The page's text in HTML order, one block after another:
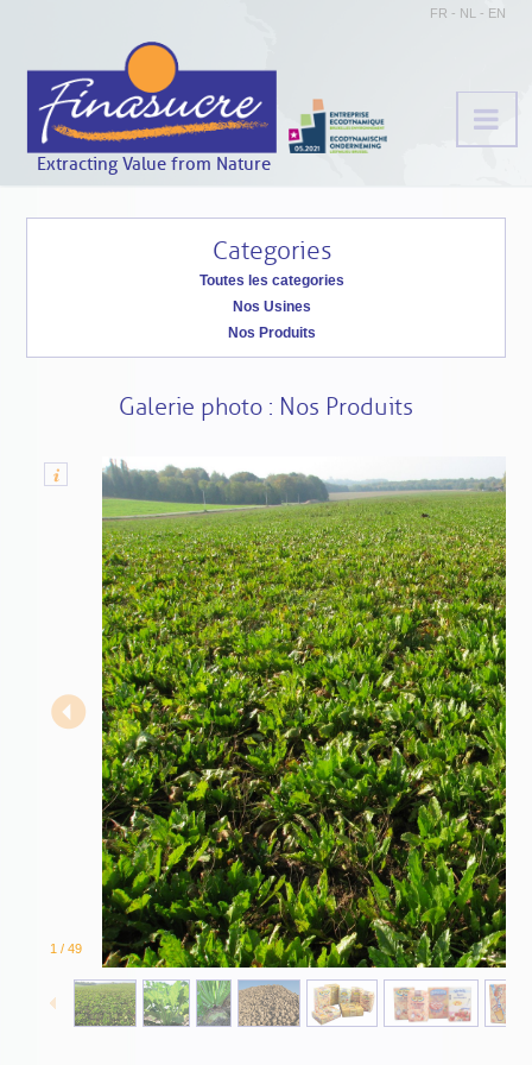
FR - NL - EN
Extracting Value from Nature
Categories
Toutes les categories
Nos Usines
Nos Produits
Galerie photo : Nos Produits
1 /49